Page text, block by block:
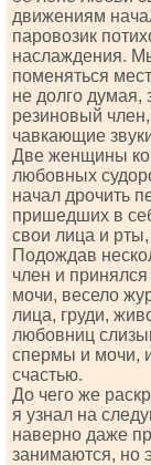
движениям
паровозик
наслаждения.
поменяться
не долго думая,
резиновый
чавкающие
Две женщины
любовных
начал дрочить
пришедших в
свои лица и
Подождав
член и
мочи, весело
лица, груди,
любовниц
спермы и мочи,
счастью.
До чего же
я узнал на
наверно даже
занимаются, но